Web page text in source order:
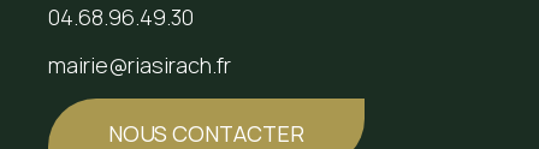
04.68.96.49.30
mairie@riasirach.fr
NOUS CONTACTER